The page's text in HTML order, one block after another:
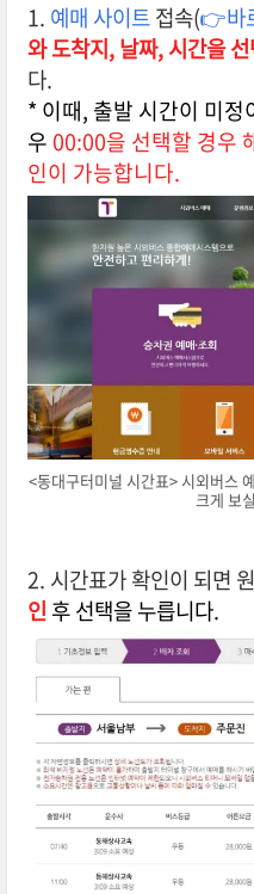
1. 예매 사이트접속(👉바
와 도착지,날짜, 시간을
다.
* 이때, 출발 시간이 미
우 00:00을 선택할 경우
인이 가능합니다.
<동대구터미널 시간표> 시외버스
크게 보
2. 시간표가 확인이 되면
인후 선택을누릅니다.